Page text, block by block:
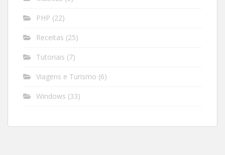
PHP (22)
Receitas (25)
Tutoriais (7)
Viagens e Turismo (6)
Windows (33)